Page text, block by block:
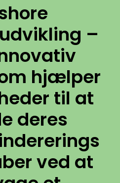
–
hjælper
til at
deres
ved at